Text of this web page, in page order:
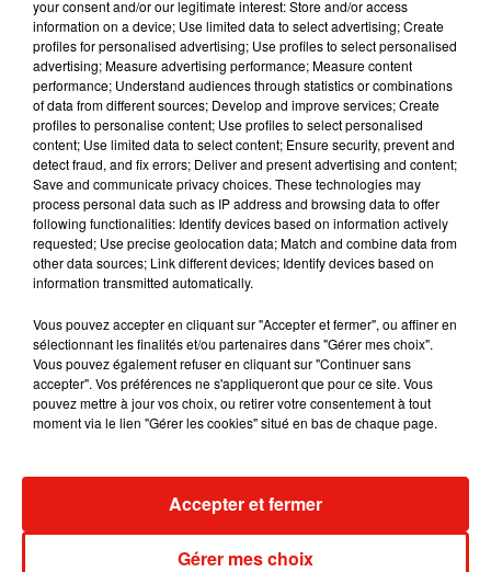
Publié : 20 janvier 2021 à 18h20 par A.L.
montagne.
Néanmoins, le Premier ministre Jean Castex
recevra prochainement les acteurs de la
montagne afin de"finaliser les mesures de
soutien économique"pour renforcer
l’accompagnement des entreprises touchées par
cette fermeture prolongée, a déclaré Jean-
Baptiste Lemoyne."Les canons à neige ne vont
pas fonctionner. Les canons à indemnisations
doivent être au rendez-vous", a-t-il assuré. "Le
gouvernement n’a pas basé ses décisions sur des
montagne exubérante et de comportements
débridés, loin des réalités. Des clichés qui
prouvent un manque de connaissance et de
confiance", a de son côté réagi sur Twitter le
Mundo Latino
your consent and/or our legitimate interest: Store and/or access
information on a device; Use limited data to select advertising; Create
profiles for personalised advertising; Use profiles to select personalised
advertising; Measure advertising performance; Measure content
performance; Understand audiences through statistics or combinations
of data from different sources; Develop and improve services; Create
profiles to personalise content; Use profiles to select personalised
content; Use limited data to select content; Ensure security, prevent and
detect fraud, and fix errors; Deliver and present advertising and content;
Save and communicate privacy choices. These technologies may
process personal data such as IP address and browsing data to offer
following functionalities: Identify devices based on information actively
requested; Use precise geolocation data; Match and combine data from
other data sources; Link different devices; Identify devices based on
information transmitted automatically.
Vous pouvez accepter en cliquant sur "Accepter et fermer", ou affiner en
sélectionnant les finalités et/ou partenaires dans "Gérer mes choix".
Vous pouvez également refuser en cliquant sur "Continuer sans
accepter". Vos préférences ne s'appliqueront que pour ce site. Vous
pouvez mettre à jour vos choix, ou retirer votre consentement à tout
moment via le lien "Gérer les cookies" situé en bas de chaque page.
Gérer mes choix
Accepter et fermer